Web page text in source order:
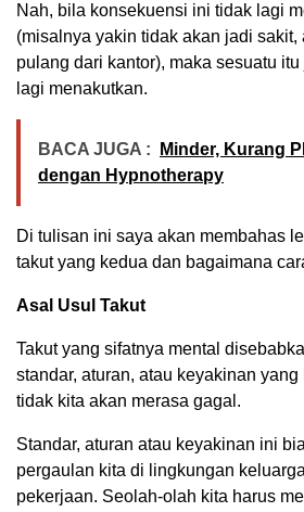
Nah, bila konsekuensi ini tidak lagi
(misalnya yakin tidak akan jadi sakit,
pulang dari kantor), maka sesuatu
lagi menakutkan.
BACA JUGA :
Minder, Kurang
dengan Hypnotherapy
Di tulisan ini saya akan membahas
takut yang kedua dan bagaimana
Asal Usul Takut
Takut yang sifatnya mental
standar, aturan, atau keyakinan
tidak kita akan merasa gagal.
Standar, aturan atau keyakinan ini
pergaulan kita di lingkungan
pekerjaan. Seolah-olah kita harus